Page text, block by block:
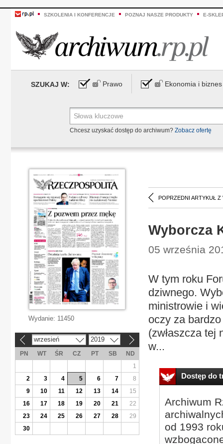
SZKOLENIA I KONFERENCJE POZNAJ NASZE PRODUKTY E-
SZUKAJ W: Prawo Ekonomia i biznes
Chcesz uzyskać dostęp do archiwum? Zobacz ofertę
POPRZEDNI ARTYKUŁ Z
Wyborcza
05 września
W tym roku
dziwnego.
ministrowie i
oczy za
(zwłaszcza tej
w...
Dostęp do
Archiwum
od 1993
Wydanie: 11450
wrzesień 2019
PN WT ŚR CZ PT SB
ND
1
2
3 4 5 6 7
8
9
10 11 12 13 14
15
16
17 18 19 20 21
22
23
24 25 26 27 28
29
30